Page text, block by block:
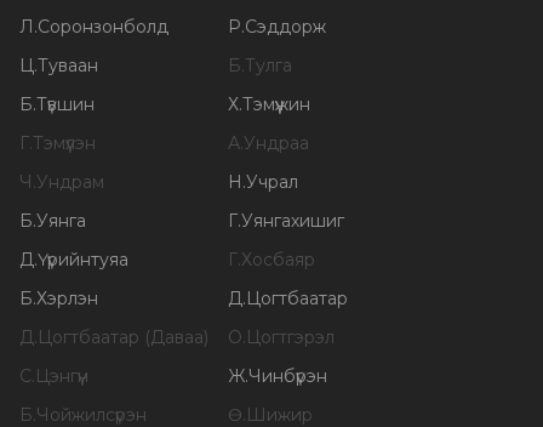
Л.Соронзонболд Р.Сэддорж
Ц.Туваан Б.Тулга
Б.Түвшин Х.Тэмүүжин
Г.Тэмүүлэн А.Ундраа
Ч.Ундрам Н.Учрал
Б.Уянга Г.Уянгахишиг
Д.Үүрийнтуяа Г.Хосбаяр
Б.Хэрлэн Д.Цогтбаатар
Д.Цогтбаатар (Даваа) О.Цогтгэрэл
С.Цэнгүүн Ж.Чинбүрэн
Б.Чойжилсүрэн Ө.Шижир